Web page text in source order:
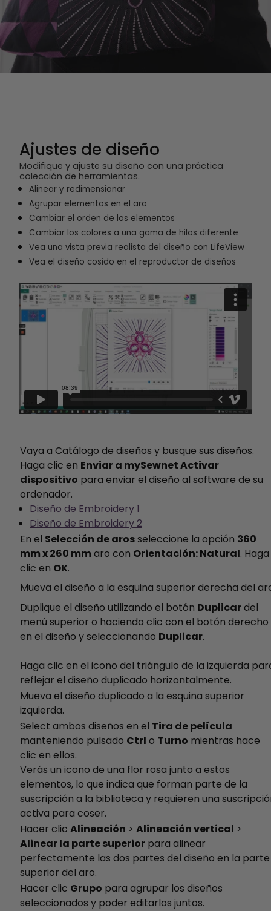
Ajustes de diseño
Modifique y ajuste su diseño con una práctica
colección de herramientas.
Alinear y redimensionar
Agrupar elementos en el aro
Cambiar el orden de los elementos
Cambiar los colores a una gama de hilos diferente
Vea una vista previa realista del diseño con LifeView
Vea el diseño cosido en el reproductor de diseños
Vaya a Catálogo de diseños y busque sus diseños.
Haga clic en Enviar a mySewnet Activar
dispositivo para enviar el diseño al software de su
ordenador.
Diseño de Embroidery 1
Diseño de Embroidery 2
En el Selección de arosseleccione la opción 360
mm x 260 mm aro con Orientación: Natural. Haga
clic en OK.
Mueva el diseño a la esquina superior derecha del
Duplique el diseño utilizando el botón Duplicardel
menú superior o haciendo clic con el botón derecho
en el diseño y seleccionando Duplicar.
Haga clic en el icono del triángulo de la izquierda
reflejar el diseño duplicado horizontalmente.
Mueva el diseño duplicado a la esquina superior
izquierda.
Select ambos diseños en el Tira de película
manteniendo pulsado Ctrl o Turno mientras hace
clic en ellos.
Verás un icono de una flor rosa junto a estos
elementos, lo que indica que forman parte de la
suscripción a la biblioteca y requieren una
activa para coser.
Hacer clic Alineación > Alineación vertical >
Alinear la parte superior para alinear
perfectamente las dos partes del diseño en la parte
superior del aro.
Hacer clic Grupo para agrupar los diseños
seleccionados y poder editarlos juntos.